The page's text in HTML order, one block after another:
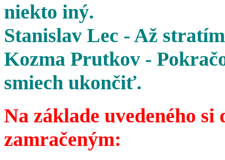
niekto iný.
Stanislav Lec - Až
Kozma Prutkov -
smiech ukončiť.
Na základe uvedeného
zamračeným: